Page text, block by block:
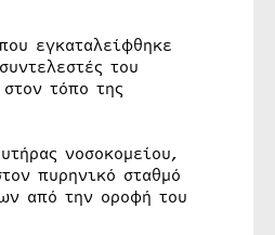
εγκαταλείφθηκε
του
τόπο της
νοσοκομείου,
πυρηνικό σταθμό
από την οροφή του